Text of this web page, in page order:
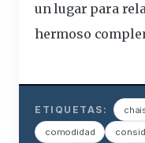
un lugar para
hermoso
ETIQUETAS:
comodidad